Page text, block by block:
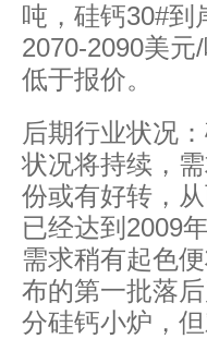
吨，硅钙30#到
2070-2090美
低于报价。
后期行业状况
状况将持续，
份或有好转，
已经达到2009
需求稍有起色
布的第一批落
分硅钙小炉，